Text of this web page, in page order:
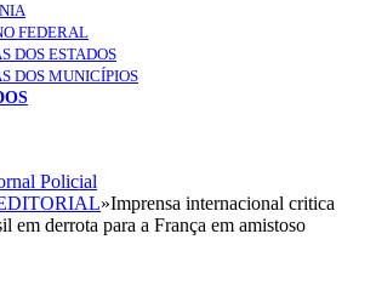
FEDERAL
DOS ESTADOS
DOS MUNICÍPIOS
»Imprensa internacional critica
em derrota para a França em amistoso